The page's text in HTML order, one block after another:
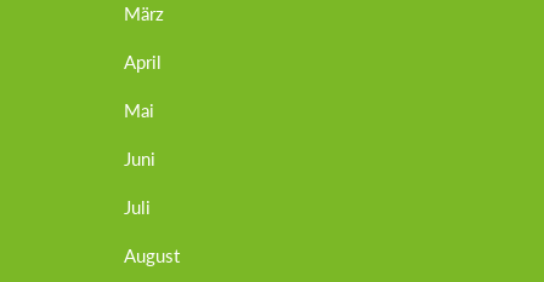
März
April
Mai
Juni
Juli
August